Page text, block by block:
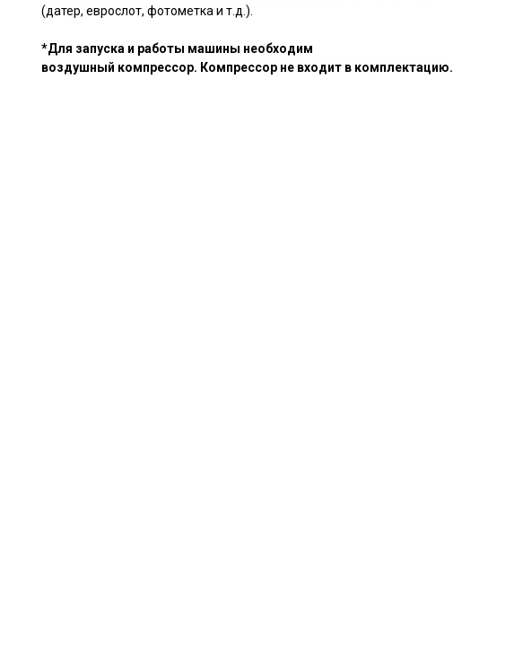
(датер, еврослот, фотометка и т.д.).
*Для запуска и работы машины необходим
воздушный компрессор. Компрессор не входит в комплектацию.